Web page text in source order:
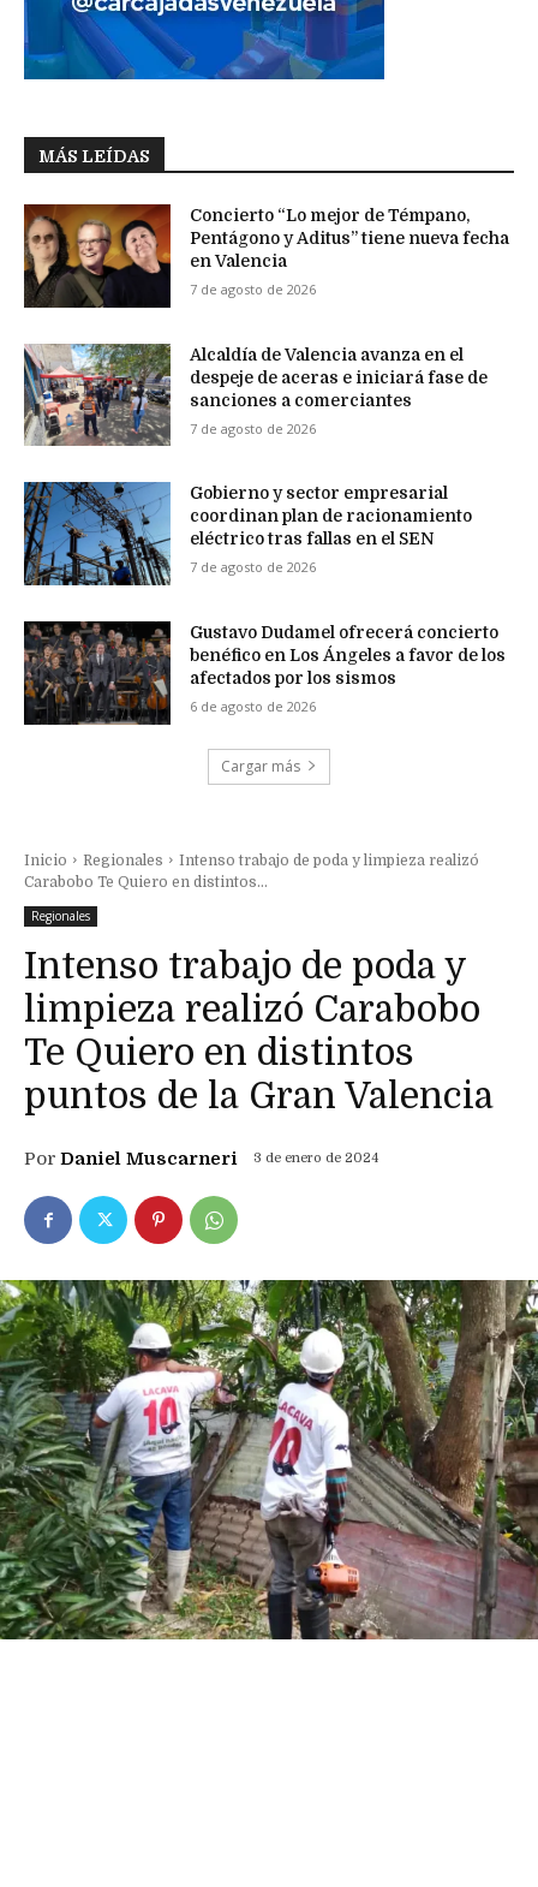
MÁS LEÍDAS
Concierto “Lo mejor de Témpano,
Pentágono y Aditus” tiene nueva fecha
en Valencia
7 de agosto de 2026
Alcaldía de Valencia avanza en el
despeje de aceras e iniciará fase de
sanciones a comerciantes
7 de agosto de 2026
Gobierno y sector empresarial
coordinan plan de racionamiento
eléctrico tras fallas en el SEN
7 de agosto de 2026
Gustavo Dudamel ofrecerá concierto
benéfico en Los Ángeles a favor de los
afectados por los sismos
6 de agosto de 2026
Cargar más